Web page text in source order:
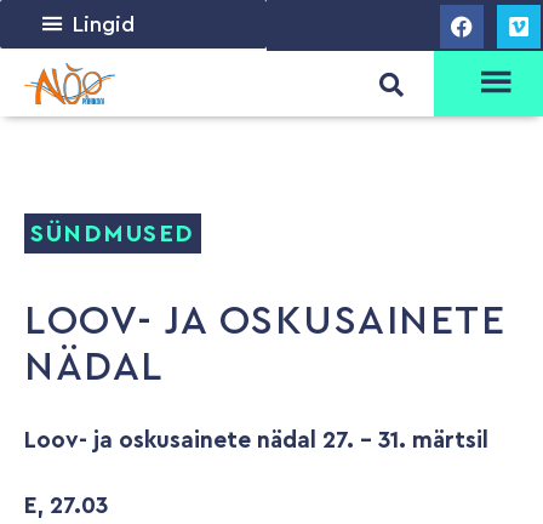
Lingid
SÜNDMUSED
LOOV- JA OSKUSAINETE
NÄDAL
Loov- ja oskusainete nädal 27. - 31. märtsil
E, 27.03